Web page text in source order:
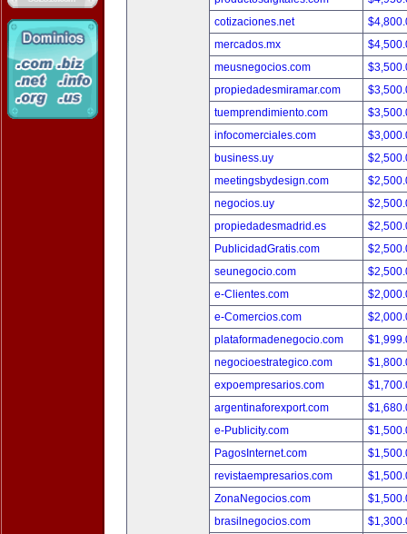
cotizaciones.net
mercados.mx
meusnegocios.com
propiedadesmiramar.com
tuemprendimiento.com
infocomerciales.com
business.uy
meetingsbydesign.com
negocios.uy
propiedadesmadrid.es
PublicidadGratis.com
seunegocio.com
e-Clientes.com
e-Comercios.com
plataformadenegocio.com
negocioestrategico.com
expoempresarios.com
argentinaforexport.com
e-Publicity.com
PagosInternet.com
revistaempresarios.com
ZonaNegocios.com
brasilnegocios.com